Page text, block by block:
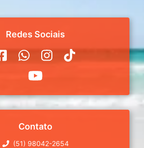
Redes Sociais
Contato
(51) 98042-2654